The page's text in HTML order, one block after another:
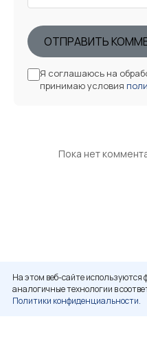
ОТПРАВИТЬ
Я соглашаюсь на
принимаю условия
Пока нет
На этом веб-сайте используются
аналогичные технологии в
Политики конфиденциальности.